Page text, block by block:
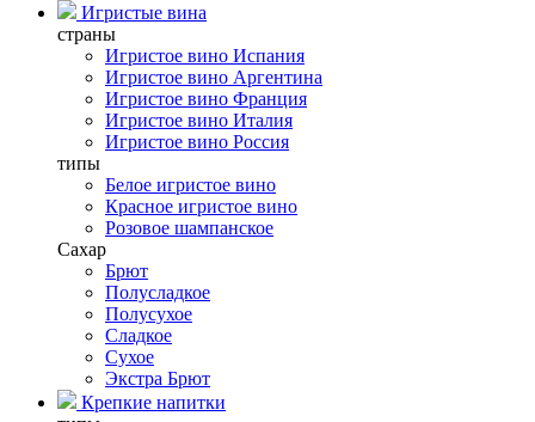
Игристые вина
страны
Игристое вино Испания
Игристое вино Аргентина
Игристое вино Франция
Игристое вино Италия
Игристое вино Россия
типы
Белое игристое вино
Красное игристое вино
Розовое шампанское
Сахар
Брют
Полусладкое
Полусухое
Сладкое
Сухое
Экстра Брют
Крепкие напитки